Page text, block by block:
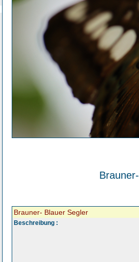
Brauner- Blauer Segler
Beschreibung :